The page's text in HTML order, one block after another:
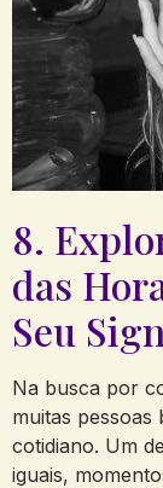
8.
das
Seu
Na busca por
muitas pessoas
cotidiano. Um
iguais,